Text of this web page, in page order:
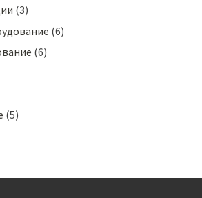
(3)
(6)
(6)
(5)